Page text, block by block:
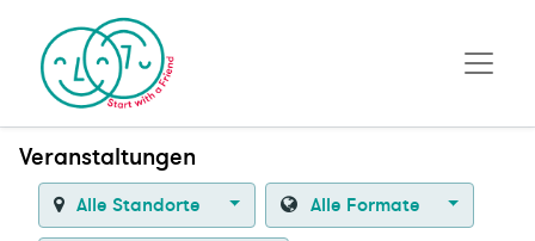
Veranstaltungen
Alle Standorte Alle Formate